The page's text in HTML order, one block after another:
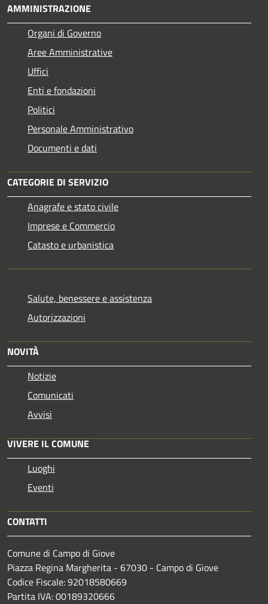
AMMINISTRAZIONE
Organi di Governo
Aree Amministrative
Uffici
Enti e fondazioni
Politici
Personale Amministrativo
Documenti e dati
CATEGORIE DI SERVIZIO
Anagrafe e stato civile
Imprese e Commercio
Catasto e urbanistica
Salute, benessere e assistenza
Autorizzazioni
NOVITÀ
Notizie
Comunicati
Avvisi
VIVERE IL COMUNE
Luoghi
Eventi
CONTATTI
Comune di Campo di Giove
Piazza Regina Margherita - 67030 - Campo di Giove
Codice Fiscale: 92018580669
Partita IVA: 00189320666